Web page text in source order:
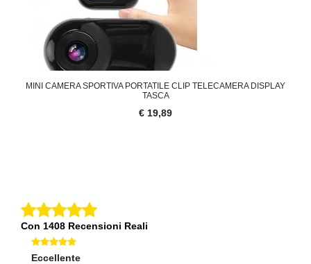
MINI CAMERA SPORTIVA PORTATILE CLIP TELECAMERA DISPLAY
TASCA
€ 19,89
Con 1408 Recensioni Reali
Eccellente
Eccellente